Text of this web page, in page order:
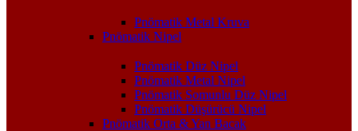
Pnömatik Metal Kruva
Pnömatik Nipel
Pnömatik Düz Nipel
Pnömatik Metal Nipel
Pnömatik Somunlu Düz Nipel
Pnömatik Düşürücü Nipel
Pnömatik Orta & Yan Bacak